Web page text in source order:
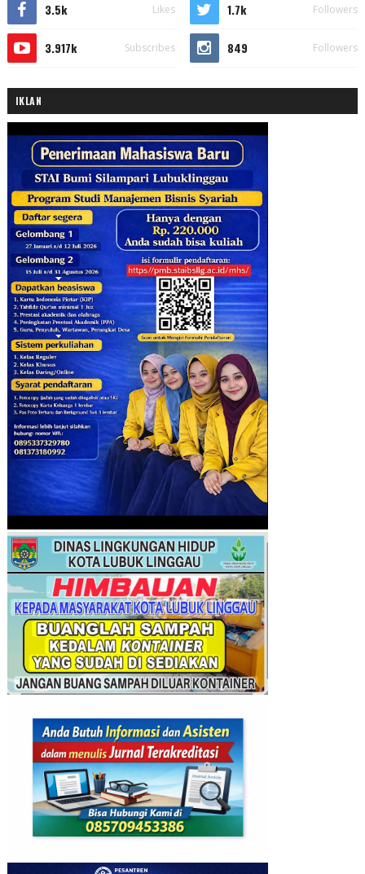
3.5k Likes 1.7k Followers
3.917k Subscribes 849 Followers
IKLAN